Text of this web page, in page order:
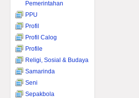
Pemerintahan
PPU
Profil
Profil Calog
Profile
Religi, Sosial & Budaya
Samarinda
Seni
Sepakbola